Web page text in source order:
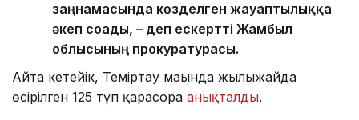
заңнамасында көзделген жауаптылыққа
әкеп соғады, – деп ескертті Жамбыл
облысының прокуратурасы.
Айта кетейік, Теміртау маңында жылыжайда
өсірілген 125 түп қарасора анықталды.